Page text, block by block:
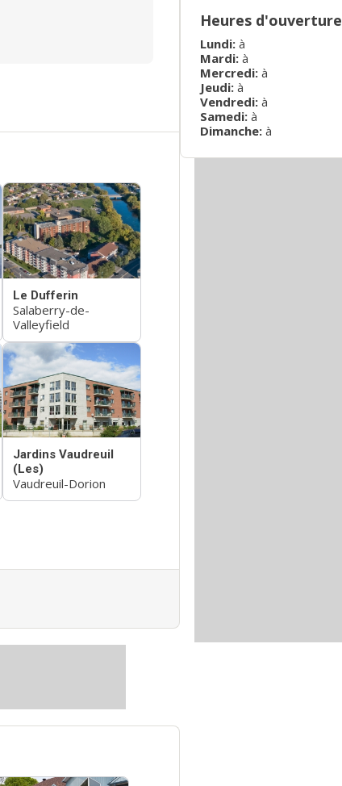
Le Dufferin
Salaberry-de-
Valleyfield
Jardins Vaudreuil
(Les)
Vaudreuil-Dorion
Heures d'ouverture
Lundi: à
Mardi: à
Mercredi: à
Jeudi: à
Vendredi: à
Samedi: à
Dimanche: à